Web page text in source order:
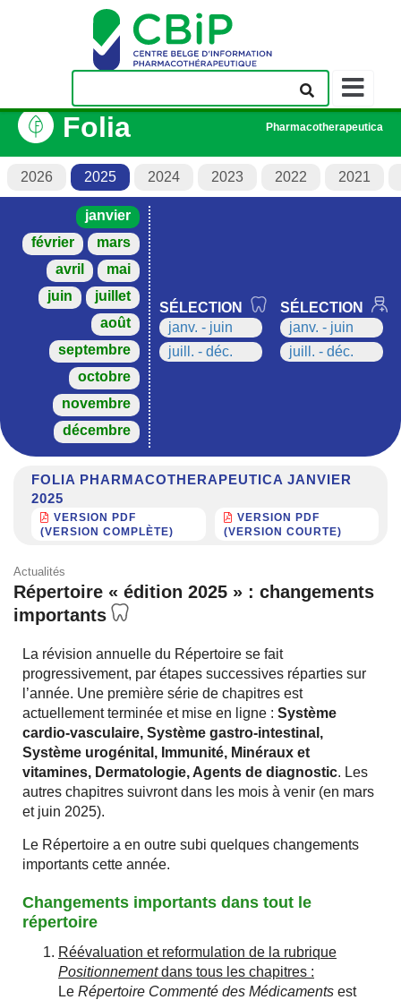
Afficher/
la
de
navigation
Folia Pharmacotherapeutica
2026 2025 2024 2023 2022 2021
janvier
février
mars
avril
mai
juin
juillet
août
septembre
octobre
novembre
décembre
SÉLECTION
janv. - juin
juill. - déc.
SÉLECTION
janv. - juin
juill. - déc.
FOLIA PHARMACOTHERAPEUTICA JANVIER
2025
VERSION PDF
(VERSION COMPLÈTE)
VERSION PDF
(VERSION COURTE)
Actualités
Répertoire « édition 2025 » : changements
importants
La révision annuelle du Répertoire se fait
progressivement, par étapes successives réparties sur
l’année. Une première série de chapitres est
actuellement terminée et mise en ligne : Système
cardio-vasculaire, Système gastro-intestinal,
Système urogénital, Immunité, Minéraux et
vitamines, Dermatologie, Agents de diagnostic. Les
autres chapitres suivront dans les mois à venir (en mars
et juin 2025).
Le Répertoire a en outre subi quelques changements
importants cette année.
Changements importants dans tout le
répertoire
Réévaluation et reformulation de la rubrique
Positionnementdans tous les chapitres :
Le Répertoire Commenté des Médicaments est